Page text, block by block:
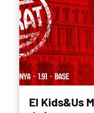
El Kids&Us